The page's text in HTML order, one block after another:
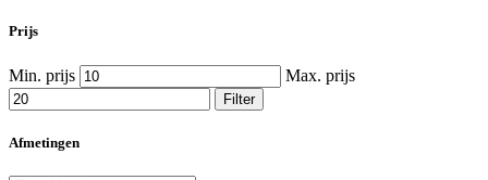
Prijs
Min. prijs Max. prijs
Filter
Afmetingen